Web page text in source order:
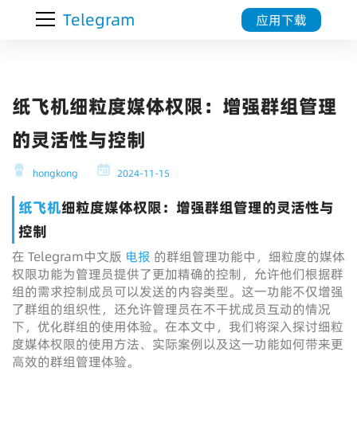
Telegram 应用下载
纸飞机细粒度媒体权限：增强群组管理
的灵活性与控制
hongkong 2024-11-15
纸飞机细粒度媒体权限：增强群组管理的灵活性与
控制
在 Telegram中文版 电报 的群组管理功能中，细粒度的媒体
权限功能为管理员提供了更加精确的控制，允许他们根据群
组的需求控制成员可以发送的内容类型。这一功能不仅增强
了群组的组织性，还允许管理员在不干扰成员互动的情况
下，优化群组的使用体验。在本文中，我们将深入探讨细粒
度媒体权限的使用方法、实际案例以及这一功能如何带来更
高效的群组管理体验。